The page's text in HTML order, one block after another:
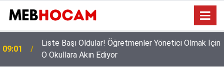
23:02
Mazeret Tayini Yapan Öğretmenler Dikkkat: Bu
Onayı Almayanların Tercihi İptal Olacak!